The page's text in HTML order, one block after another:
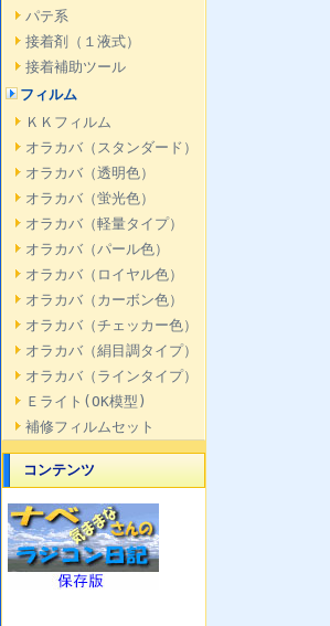
パテ系
接着剤（１液式）
接着補助ツール
フィルム
ＫＫフィルム
オラカバ（スタンダード）
オラカバ（透明色）
オラカバ（蛍光色）
オラカバ（軽量タイプ）
オラカバ（パール色）
オラカバ（ロイヤル色）
オラカバ（カーボン色）
オラカバ（チェッカー色）
オラカバ（絹目調タイプ）
オラカバ（ラインタイプ）
Ｅライト(OK模型)
補修フィルムセット
コンテンツ